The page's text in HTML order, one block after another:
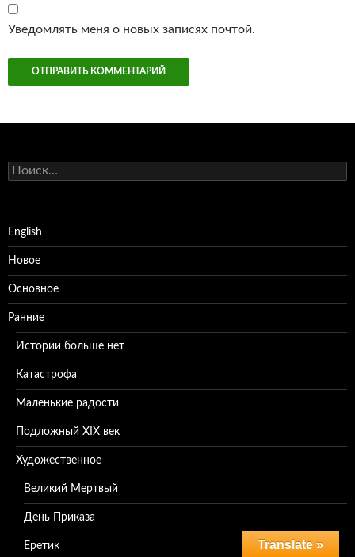
Уведомлять меня о новых записях почтой.
Найти:
English
Новое
Основное
Ранние
Истории больше нет
Катастрофа
Маленькие радости
Подложный XIX век
Художественное
Великий Мертвый
День Приказа
Еретик Translate »